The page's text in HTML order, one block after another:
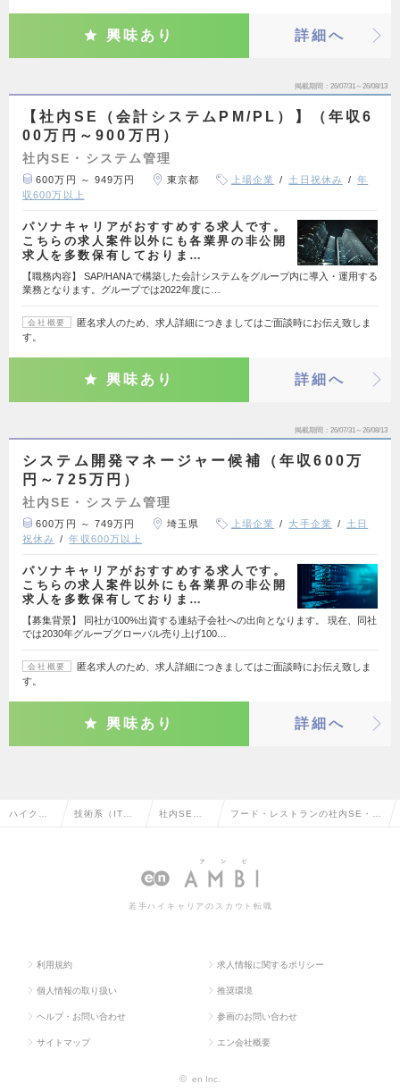
興味あり 詳細へ
掲載期間 26/07/31～26/08/13
【社内SE（会計システムPM/PL）】（年収6
00万円～900万円）
社内SE・システム管理
600万円 ～ 949万円 東京都 上場企業 土日祝休み
年
収600万以上
パソナキャリアがおすすめする求人です。
こちらの求人案件以外にも各業界の非公開
求人を多数保有しておりま…
【職務内容】 SAP/HANAで構築した会計システムをグループ内に導入・運用する
業務となります。グループでは2022年度に…
会社概要
匿名求人のため、求人詳細につきましてはご面談時にお伝え致しま
す。
興味あり 詳細へ
掲載期間 26/07/31～26/08/13
システム開発マネージャー候補（年収600万
円～725万円）
社内SE・システム管理
600万円 ～ 749万円 埼玉県 上場企業 大手企業
土日
祝休み
年収600万以上
パソナキャリアがおすすめする求人です。
こちらの求人案件以外にも各業界の非公開
求人を多数保有しておりま…
【募集背景】 同社が100%出資する連結子会社への出向となります。 現在、同社
では2030年グループグローバル売り上げ100…
会社概要
匿名求人のため、求人詳細につきましてはご面談時にお伝え致しま
す。
興味あり 詳細へ
ハイクラ 技術系（IT・ 社内SE・
理
フード・レストランの社内SE・シ
若手ハイキャリアのスカウト転職
利用規約 求人情報に関するポリシー
個人情報の取り扱い 推奨環境
ヘルプ・お問い合わせ 参画のお問い合わせ
サイトマップ エン会社概要
© en Inc.